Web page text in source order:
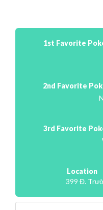
1st Favorite
2nd Favorite
3rd Favorite
Location
399 Đ.